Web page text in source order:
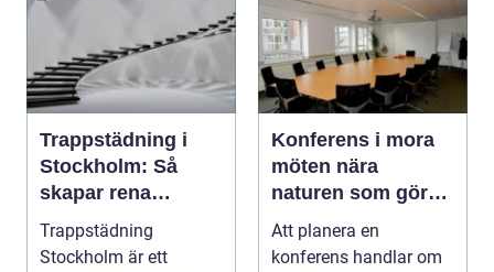
Trappstädning i
Stockholm: Så
skapar rena
trapphus tryggare
boendemiljöer
Trappstädning
Stockholm är ett
Konferens i mora
möten nära
naturen som gör
skillnad
Att planera en
konferens handlar om